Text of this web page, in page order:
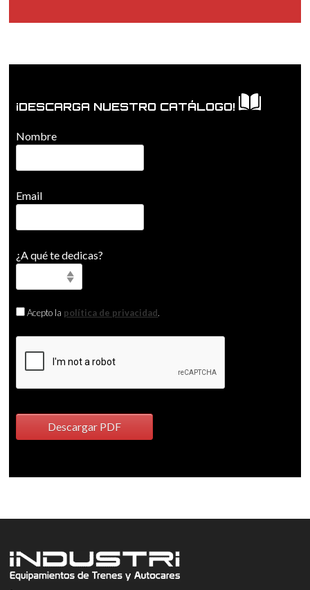
¡DESCARGA NUESTRO CATÁLOGO!
Nombre
Email
¿A qué te dedicas?
Acepto la política de privacidad.
Descargar PDF